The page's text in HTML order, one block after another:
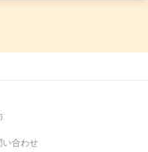
い合わせ